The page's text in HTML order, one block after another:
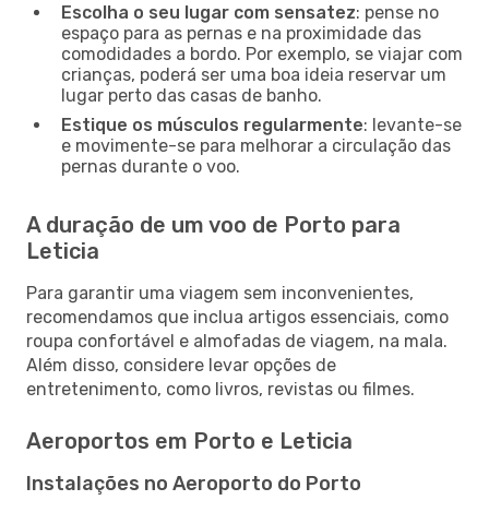
Escolha o seu lugar com sensatez: pense no
espaço para as pernas e na proximidade das
comodidades a bordo. Por exemplo, se viajar com
crianças, poderá ser uma boa ideia reservar um
lugar perto das casas de banho.
Estique os músculos regularmente: levante-se
e movimente-se para melhorar a circulação das
pernas durante o voo.
A duração de um voo de Porto para
Leticia
Para garantir uma viagem sem inconvenientes,
recomendamos que inclua artigos essenciais, como
roupa confortável e almofadas de viagem, na mala.
Além disso, considere levar opções de
entretenimento, como livros, revistas ou filmes.
Aeroportos em Porto e Leticia
Instalações no Aeroporto do Porto